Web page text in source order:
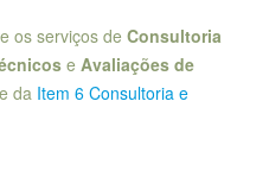
os serviços de Consultoria
e Avaliações de
da Item 6 Consultoria e